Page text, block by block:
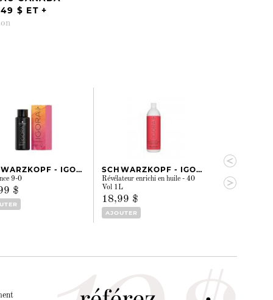
$ ET +
SCHWARZKOPF - IGORA
9-0
$
SCHWARZKOPF - IGORA
Révélateur enrichi en huile - 40
Vol 1L
18,99 $
AJOUTER
Vibrance 3-00
14,99 $